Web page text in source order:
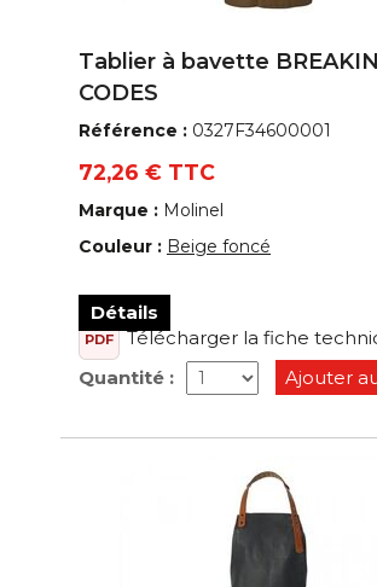
Tablier à bavette
CODES
Référence : 0327F34600001
72,26 € TTC
Marque : Molinel
Couleur : Beige foncé
Détails
PDF
Télécharger la fiche
Quantité :
Ajouter